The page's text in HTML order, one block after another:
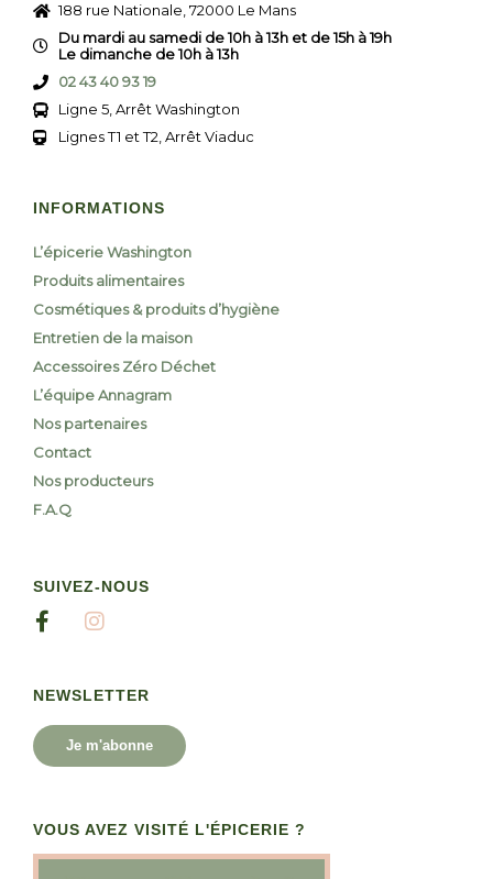
188 rue Nationale, 72000 Le Mans
Du mardi au samedi de 10h à 13h et de 15h à 19h
Le dimanche de 10h à 13h
02 43 40 93 19
Ligne 5, Arrêt Washington
Lignes T1 et T2, Arrêt Viaduc
INFORMATIONS
L’épicerie Washington
Produits alimentaires
Cosmétiques & produits d’hygiène
Entretien de la maison
Accessoires Zéro Déchet
L’équipe Annagram
Nos partenaires
Contact
Nos producteurs
F.A.Q
SUIVEZ-NOUS
NEWSLETTER
Je m'abonne
VOUS AVEZ VISITÉ L'ÉPICERIE ?